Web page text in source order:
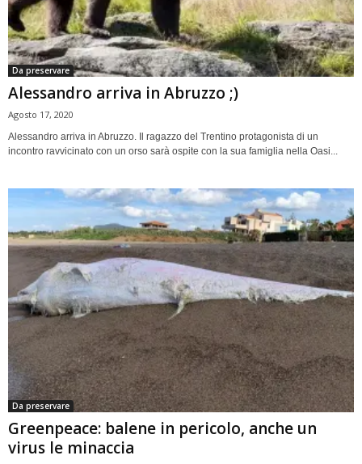
Da preservare
Alessandro arriva in Abruzzo ;)
Agosto 17, 2020
Alessandro arriva in Abruzzo. Il ragazzo del Trentino protagonista di un
incontro ravvicinato con un orso sarà ospite con la sua famiglia nella Oasi...
Da preservare
Greenpeace: balene in pericolo, anche un
virus le minaccia